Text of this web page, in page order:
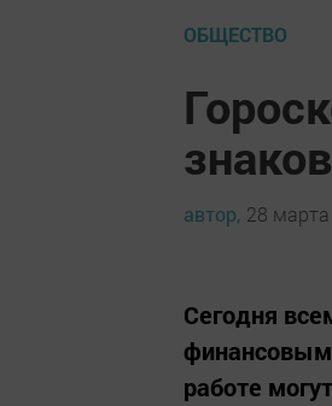
ОБЩЕСТВО
автор, 28 марта
Сегодня
работе